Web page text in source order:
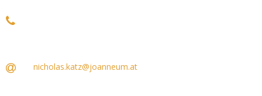
nicholas.katz@joanneum.at